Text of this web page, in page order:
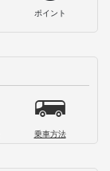
ポイント
乗車方法